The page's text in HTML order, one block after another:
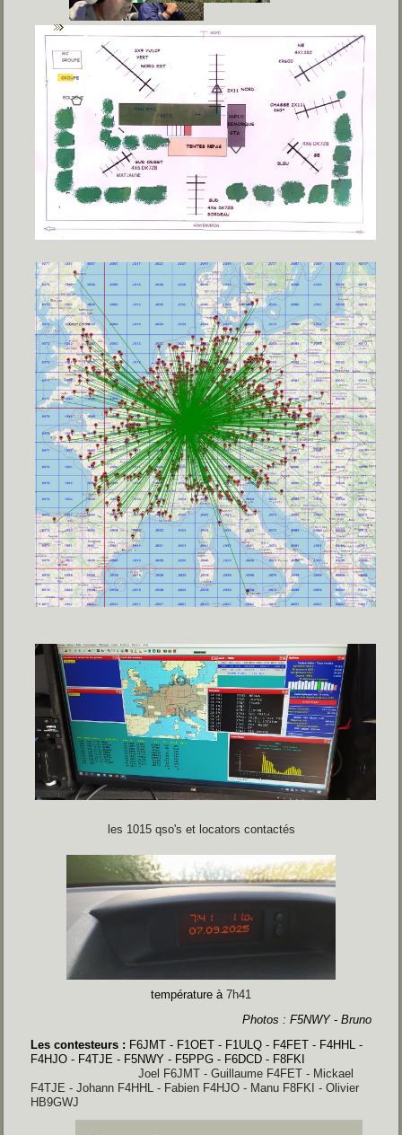
les 1015 qso's et locators contactés
température à 7h41
Photos : F5NWY - Bruno
Les contesteurs : F6JMT - F1OET - F1ULQ - F4FET - F4HHL -
F4HJO - F4TJE - F5NWY - F5PPG - F6DCD - F8FKI
Joel F6JMT - Guillaume F4FET - Mickael
F4TJE - Johann F4HHL - Fabien F4HJO - Manu F8FKI - Olivier
HB9GWJ